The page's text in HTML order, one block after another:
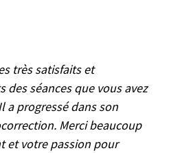
très satisfaits et
des séances que vous avez
a progressé dans son
Merci beaucoup
et votre passion pour